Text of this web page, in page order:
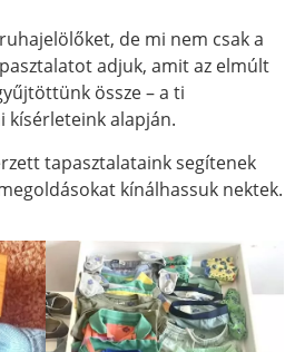
de mi nem csak a
adjuk, amit az elmúlt
össze – a ti
kísérleteink alapján.
tapasztalataink segítenek
kínálhassuk nektek.